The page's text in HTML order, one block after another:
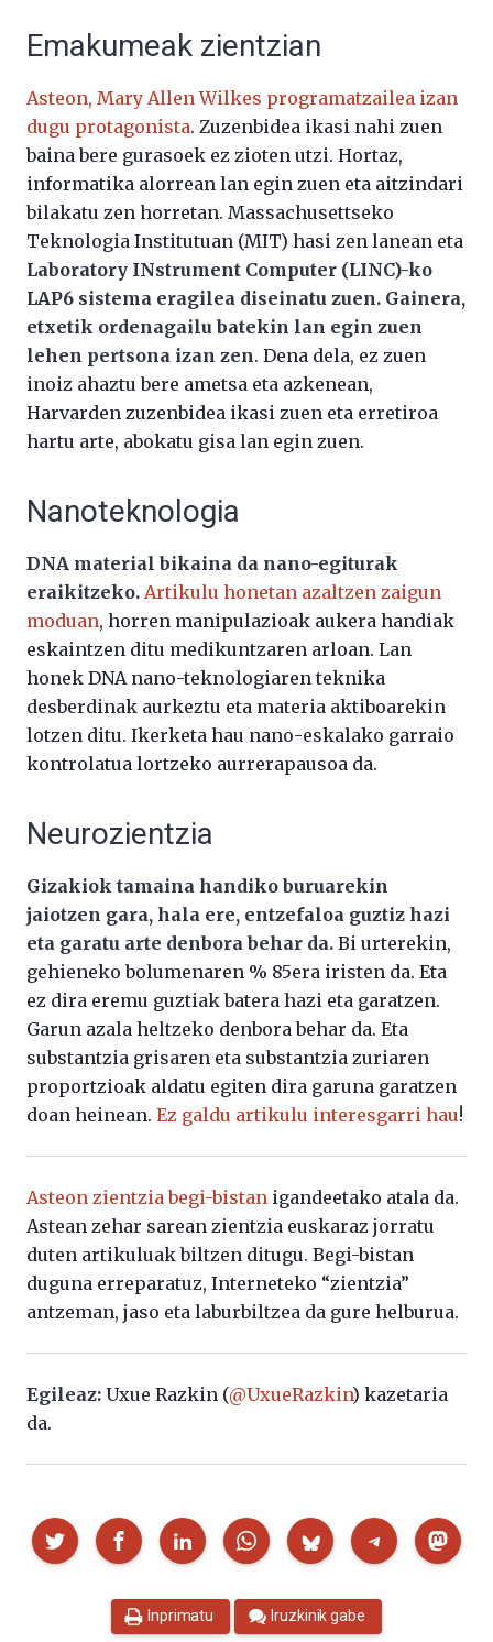
Emakumeak zientzian
Asteon, Mary Allen Wilkes programatzailea izan
dugu protagonista. Zuzenbidea ikasi nahi zuen
baina bere gurasoek ez zioten utzi. Hortaz,
informatika alorrean lan egin zuen eta aitzindari
bilakatu zen horretan. Massachusettseko
Teknologia Institutuan (MIT) hasi zen lanean eta
Laboratory INstrument Computer (LINC)-ko
LAP6 sistema eragilea diseinatu zuen. Gainera,
etxetik ordenagailu batekin lan egin zuen
lehen pertsona izan zen. Dena dela, ez zuen
inoiz ahaztu bere ametsa eta azkenean,
Harvarden zuzenbidea ikasi zuen eta erretiroa
hartu arte, abokatu gisa lan egin zuen.
Nanoteknologia
DNA material bikaina da nano-egiturak
eraikitzeko. Artikulu honetan azaltzen zaigun
moduan, horren manipulazioak aukera handiak
eskaintzen ditu medikuntzaren arloan. Lan
honek DNA nano-teknologiaren teknika
desberdinak aurkeztu eta materia aktiboarekin
lotzen ditu. Ikerketa hau nano-eskalako garraio
kontrolatua lortzeko aurrerapausoa da.
Neurozientzia
Gizakiok tamaina handiko buruarekin
jaiotzen gara, hala ere, entzefaloa guztiz hazi
eta garatu arte denbora behar da. Bi urterekin,
gehieneko bolumenaren % 85era iristen da. Eta
ez dira eremu guztiak batera hazi eta garatzen.
Garun azala heltzeko denbora behar da. Eta
substantzia grisaren eta substantzia zuriaren
proportzioak aldatu egiten dira garuna garatzen
doan heinean. Ez galdu artikulu interesgarri hau!
Asteon zientzia begi-bistan igandeetako atala da.
Astean zehar sarean zientzia euskaraz jorratu
duten artikuluak biltzen ditugu. Begi-bistan
duguna erreparatuz, Interneteko “zientzia”
antzeman, jaso eta laburbiltzea da gure helburua.
Egileaz: Uxue Razkin (@UxueRazkin) kazetaria
da.
Partekatu
Inprimatu Iruzkinik gabe